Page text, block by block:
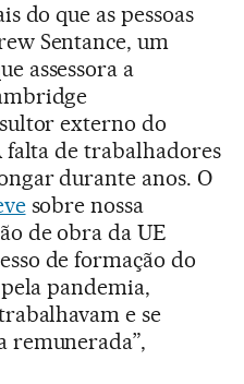
do que as pessoas
Sentance, um
assessora a
externo do
falta de trabalhadores
durante anos. O
sobre nossa
de obra da UE
de formação do
pandemia,
e se
remunerada”,